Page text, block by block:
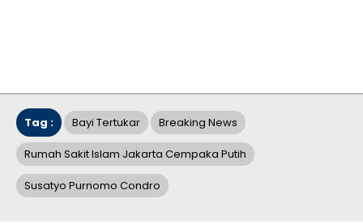
Tag : Bayi Tertukar Breaking News
Rumah Sakit Islam Jakarta Cempaka Putih
Susatyo Purnomo Condro